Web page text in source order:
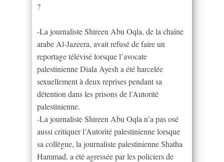
?
-La journaliste Shireen Abu Oqla, de la chaîne
arabe Al-Jazeera, avait refusé de faire un
reportage télévisé lorsque l’avocate
palestinienne Diala Ayesh a été harcelée
sexuellement à deux reprises pendant sa
détention dans les prisons de l’Autorité
palestinienne.
-La journaliste Shireen Abu Oqla n’a pas osé
aussi critiquer l’Autorité palestinienne lorsque
sa collègue, la journaliste palestinienne Shatha
Hammad, a été agressée par les policiers de